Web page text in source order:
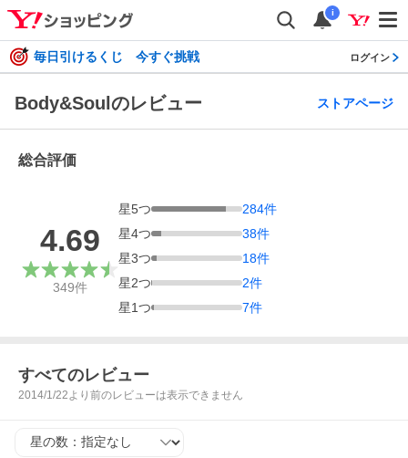
i
毎日引けるくじ 今すぐ挑戦 ログイン
Body&Soulのレビュー ストアページ
総合評価
4.69
349件
星5つ 284件
星4つ 38件
星3つ 18件
星2つ 2件
星1つ 7件
すべてのレビュー
2014/1/22より前のレビューは表示できません
星の数